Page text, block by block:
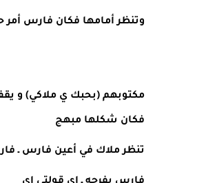
وتنظر أمامها فكان فارس أمر
فكان شكلها مبهج
تنظر ملاك في أعين فارس ـ